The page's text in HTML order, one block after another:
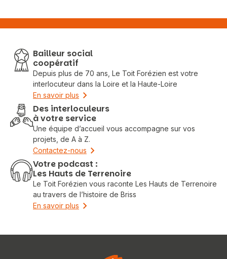
Bailleur social
coopératif
Depuis plus de 70 ans, Le Toit Forézien est votre
interlocuteur dans la Loire et la Haute-Loire
En savoir plus
Des interloculeurs
à votre service
Une équipe d’accueil vous accompagne sur vos
projets, de A à Z.
Contactez-nous
Votre podcast :
Les Hauts de Terrenoire
Le Toit Forézien vous raconte Les Hauts de Terrenoire
au travers de l’histoire de Briss
En savoir plus